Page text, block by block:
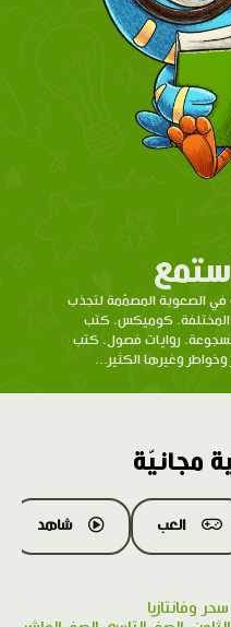
في الصعوبة المصمّمة لتجذب
المختلفة. كوميكس، كتب
روايات فصول، كتب
وغيرها الكثير...
مجانيّة
العب شاهد
سحر وفانتازيا